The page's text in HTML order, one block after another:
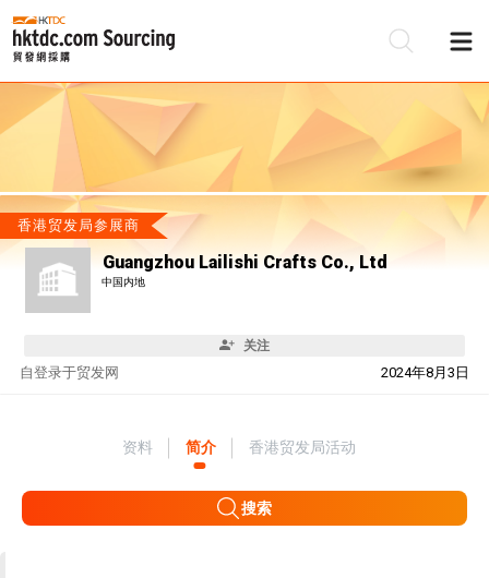
香港贸发局参展商
Guangzhou Lailishi Crafts Co., Ltd
中国内地
关注
自 2024年8月3日
登录于贸发网
资料 简介 香港贸发局活动
搜索